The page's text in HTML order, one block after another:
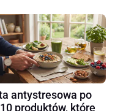
antystresowa po
produktów, które